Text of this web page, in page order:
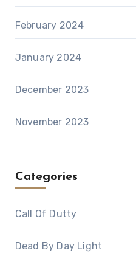
February 2024
January 2024
December 2023
November 2023
Categories
Call Of Dutty
Dead By Day Light